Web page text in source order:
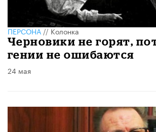
ПЕРСОНА//Колонка
Черновики не горят,
гении не ошибаются
24 мая